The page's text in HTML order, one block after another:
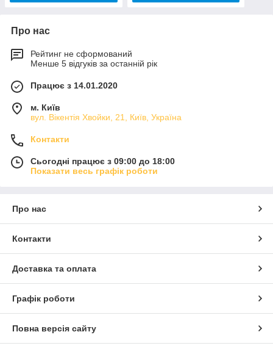
Про нас
Рейтинг не сформований
Менше 5 відгуків за останній рік
Працює з 14.01.2020
м. Київ
вул. Вікентія Хвойки, 21, Київ, Україна
Контакти
Сьогодні працює з 09:00 до 18:00
Показати весь графік роботи
Про нас
Контакти
Доставка та оплата
Графік роботи
Повна версія сайту